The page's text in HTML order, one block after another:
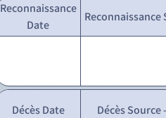
Reconnaissance
Date
Reconnaissance
Décès Date Décès Source